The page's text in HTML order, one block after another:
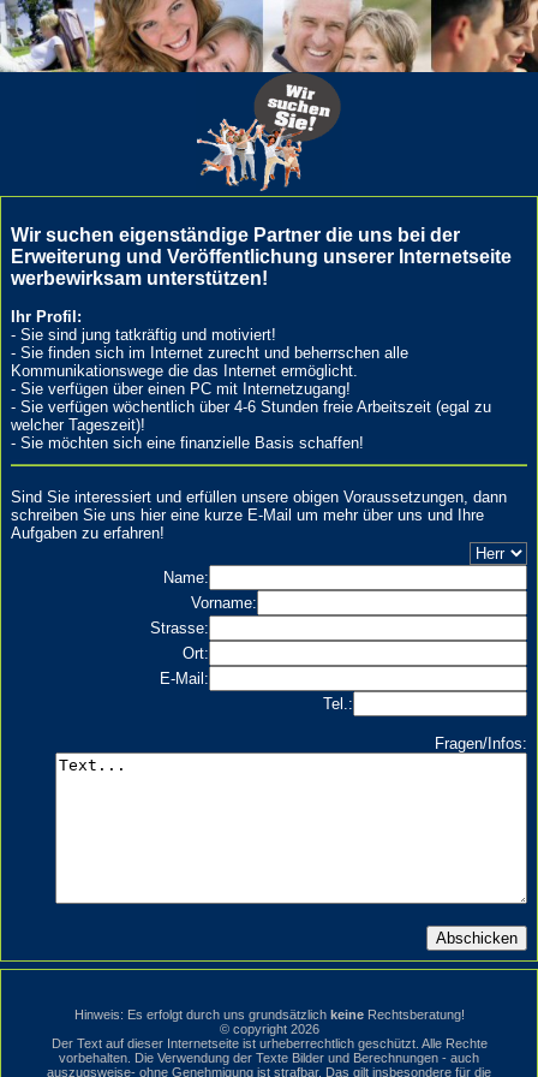
Wir suchen eigenständige Partner die uns bei der
Erweiterung und Veröffentlichung unserer Internetseite
werbewirksam unterstützen!
Ihr Profil:
- Sie sind jung tatkräftig und motiviert!
- Sie finden sich im Internet zurecht und beherrschen alle
Kommunikationswege die das Internet ermöglicht.
- Sie verfügen über einen PC mit Internetzugang!
- Sie verfügen wöchentlich über 4-6 Stunden freie Arbeitszeit (egal zu
welcher Tageszeit)!
- Sie möchten sich eine finanzielle Basis schaffen!
Sind Sie interessiert und erfüllen unsere obigen Voraussetzungen, dann
schreiben Sie uns hier eine kurze E-Mail um mehr über uns und Ihre
Aufgaben zu erfahren!
Name:
Vorname:
Strasse:
Ort:
E-Mail:
Tel.:
Fragen/Infos:
Hinweis: Es erfolgt durch uns grundsätzlich keineRechtsberatung!
© copyright 2026
Der Text auf dieser Internetseite ist urheberrechtlich geschützt. Alle Rechte
vorbehalten. Die Verwendung der Texte Bilder und Berechnungen - auch
auszugsweise- ohne Genehmigung ist strafbar. Das gilt insbesondere für die